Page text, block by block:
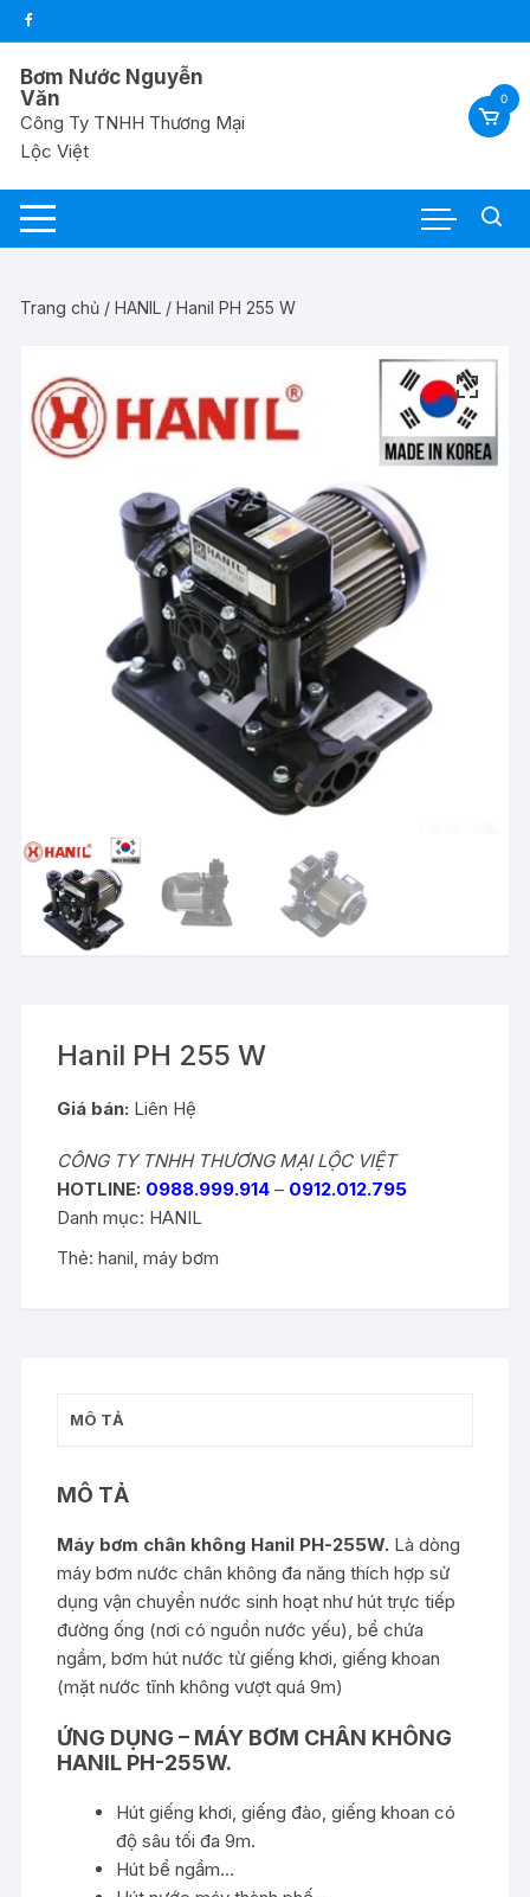
Chuyển
tới
nội
dung
Bơm Nước Nguyễn
Văn
Công Ty TNHH Thương Mại
Lộc Việt
0
Trang chủ /HANIL / Hanil PH 255 W
Hanil PH 255 W
Giá bán: Liên Hệ
CÔNG TY TNHH THƯƠNG MẠI LỘC VIỆT
HOTLINE: 0988.999.914 – 0912.012.795
Danh mục: HANIL
Thẻ:hanil,máy bơm
MÔ TẢ
MÔ TẢ
Máy bơm chân không Hanil PH-255W. Là dòng
máy bơm nước chân không đa năng thích hợp sử
dụng vận chuyển nước sinh hoạt như hút trực tiếp
đường ống (nơi có nguồn nước yếu), bể chứa
ngầm, bơm hút nước từ giếng khơi, giếng khoan
(mặt nước tĩnh không vượt quá 9m)
ỨNG DỤNG – MÁY BƠM CHÂN KHÔNG
HANIL PH-255W.
Hút giếng khơi, giếng đào, giếng khoan có
độ sâu tối đa 9m.
Hút bể ngầm…